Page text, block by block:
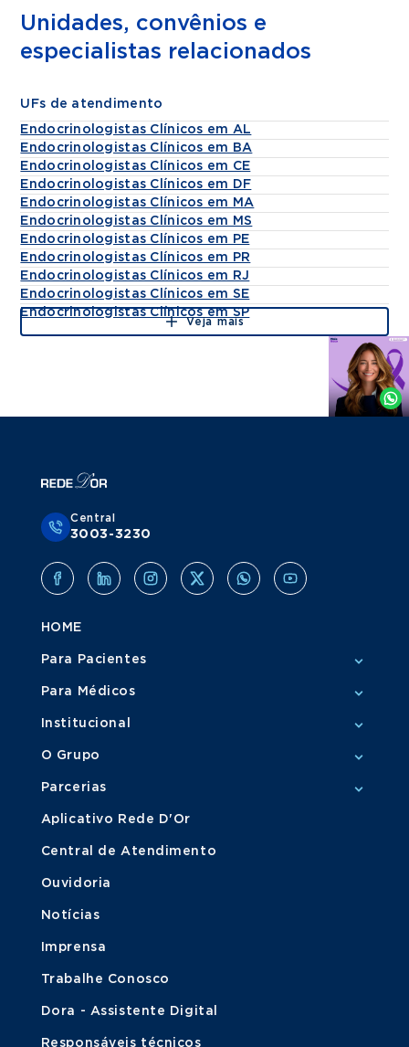
Médica em Consultório Particular (2011 até
o momento)
Título de especialista em Clínica Médica
título de especialista em Endocrinologia e
Metabologia
Unidades, convênios e
especialistas relacionados
UFs de atendimento
Endocrinologistas Clínicos em AL
Endocrinologistas Clínicos em BA
Endocrinologistas Clínicos em CE
Endocrinologistas Clínicos em DF
Endocrinologistas Clínicos em MA
Endocrinologistas Clínicos em MS
Endocrinologistas Clínicos em PE
Endocrinologistas Clínicos em PR
Endocrinologistas Clínicos em RJ
Endocrinologistas Clínicos em SE
Endocrinologistas Clínicos em SP
Veja mais
Agende
Whatsapp
Central
3003-3230
HOME
Para Pacientes
Para Médicos
Institucional
O Grupo
Parcerias
Aplicativo Rede D'Or
Central de Atendimento
Ouvidoria
Notícias
Imprensa
Trabalhe Conosco
Dora - Assistente Digital
Responsáveis técnicos